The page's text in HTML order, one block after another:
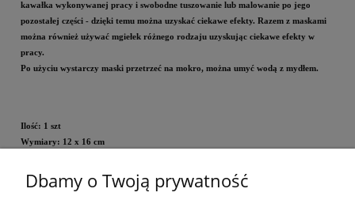
kawałka wykonywanej pracy i swobodne tuszowanie lub malowanie po jego
pozostałej części - dzięki temu można uzyskać ciekawe efekty. Razem z maskami
można również używać mgiełek różnego rodzaju uzyskując ciekawe efekty w
pracy.
Po użyciu wystarczy maski przetrzeć na mokro, można umyć wodą z mydłem.
Ilość: 1 szt
Wymiary: 12 x 16 cm
Cena za opakowanie.
Dbamy o Twoją prywatność